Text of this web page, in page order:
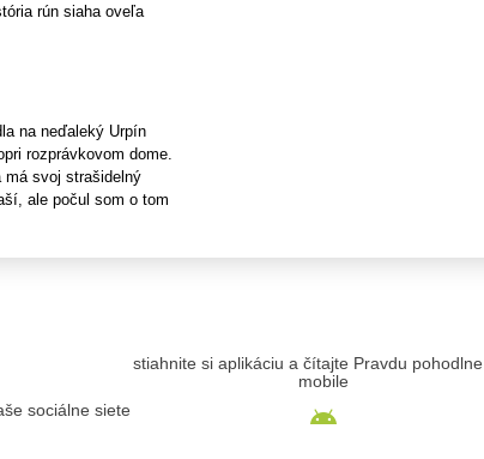
rún siaha oveľa
na neďaleký Urpín
rozprávkovom dome.
má svoj strašidelný
ale počul som o tom
sociálne siete
stiahnite si aplikáciu a čítajte Pravdu
mobile